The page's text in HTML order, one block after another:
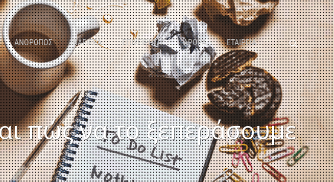
ΑΝΘΡΩΠΟΣ ΚΑΡΙΕΡΑ ΕΠΙΧΕΙΡΗΣΗ ΑΡΘΡΑ ΕΤΑΙΡΕΙΑ
πώς να το ξεπεράσουμε